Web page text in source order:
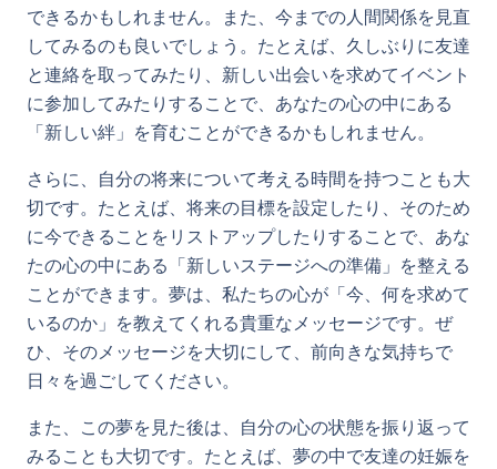
できるかもしれません。また、今までの人間関係を見直
してみるのも良いでしょう。たとえば、久しぶりに友達
と連絡を取ってみたり、新しい出会いを求めてイベント
に参加してみたりすることで、あなたの心の中にある
「新しい絆」を育むことができるかもしれません。
さらに、自分の将来について考える時間を持つことも大
切です。たとえば、将来の目標を設定したり、そのため
に今できることをリストアップしたりすることで、あな
たの心の中にある「新しいステージへの準備」を整える
ことができます。夢は、私たちの心が「今、何を求めて
いるのか」を教えてくれる貴重なメッセージです。ぜ
ひ、そのメッセージを大切にして、前向きな気持ちで
日々を過ごしてください。
また、この夢を見た後は、自分の心の状態を振り返って
みることも大切です。たとえば、夢の中で友達の妊娠を